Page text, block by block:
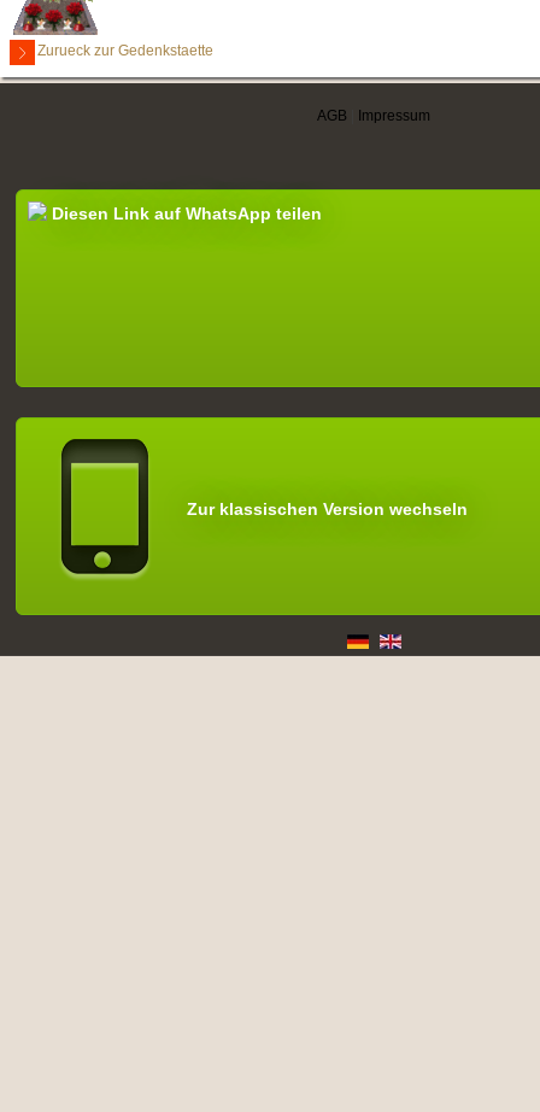
Zurueck zur Gedenkstaette
AGB Impressum
Diesen Link auf WhatsApp teilen
Zur klassischen Version wechseln